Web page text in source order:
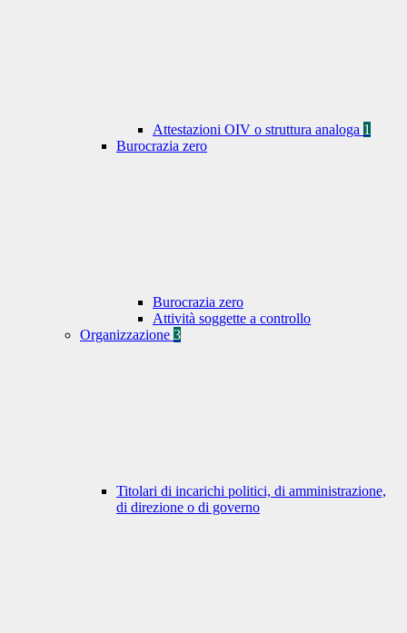
Attestazioni OIV o struttura analoga 1
Burocrazia zero
Burocrazia zero
Attività soggette a controllo
Organizzazione 3
Titolari di incarichi politici, di amministrazione,
di direzione o di governo